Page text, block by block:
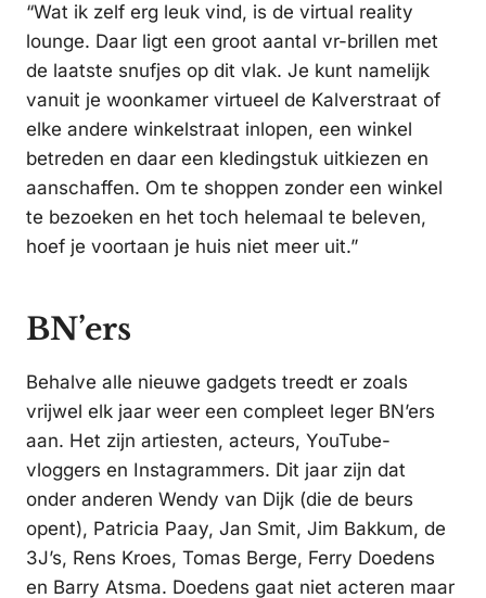
“Wat ik zelf erg leuk vind, is de virtual reality
lounge. Daar ligt een groot aantal vr-brillen met
de laatste snufjes op dit vlak. Je kunt namelijk
vanuit je woonkamer virtueel de Kalverstraat of
elke andere winkelstraat inlopen, een winkel
betreden en daar een kledingstuk uitkiezen en
aanschaffen. Om te shoppen zonder een winkel
te bezoeken en het toch helemaal te beleven,
hoef je voortaan je huis niet meer uit.”
BN’ers
Behalve alle nieuwe gadgets treedt er zoals
vrijwel elk jaar weer een compleet leger BN’ers
aan. Het zijn artiesten, acteurs, YouTube-
vloggers en Instagrammers. Dit jaar zijn dat
onder anderen Wendy van Dijk (die de beurs
opent), Patricia Paay, Jan Smit, Jim Bakkum, de
3J’s, Rens Kroes, Tomas Berge, Ferry Doedens
en Barry Atsma. Doedens gaat niet acteren maar